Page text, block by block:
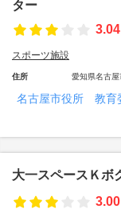
ター
3.04
スポーツ施設
住所 愛知県名古
名古屋市役所 教育
大一スペースＫボ
3.00